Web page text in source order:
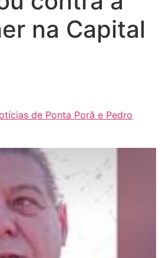
na Capital
de Ponta Porã e Pedro